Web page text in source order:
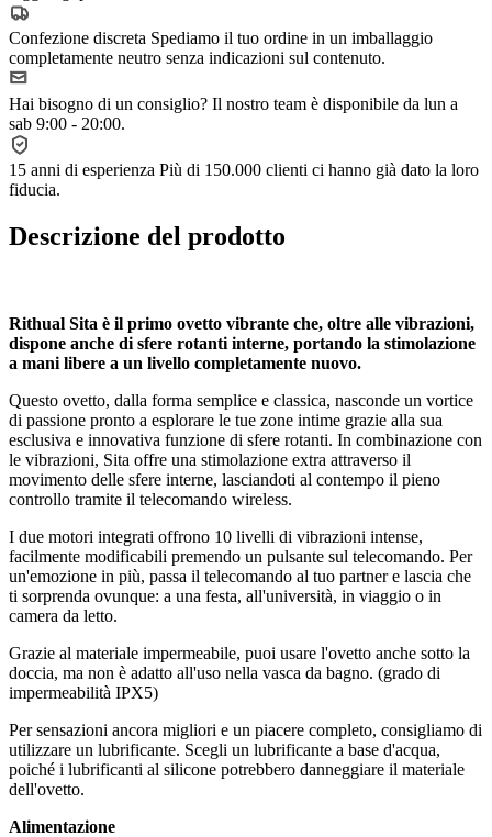
Confezione discreta Spediamo il tuo ordine in un imballaggio
completamente neutro senza indicazioni sul contenuto.
Hai bisogno di un consiglio? Il nostro team è disponibile da lun a
sab 9:00 - 20:00.
15 anni di esperienza Più di 150.000 clienti ci hanno già dato la loro
fiducia.
Descrizione del prodotto
Rithual Sita è il primo ovetto vibrante che, oltre alle vibrazioni,
dispone anche di sfere rotanti interne, portando la stimolazione
a mani libere a un livello completamente nuovo.
Questo ovetto, dalla forma semplice e classica, nasconde un vortice
di passione pronto a esplorare le tue zone intime grazie alla sua
esclusiva e innovativa funzione di sfere rotanti. In combinazione con
le vibrazioni, Sita offre una stimolazione extra attraverso il
movimento delle sfere interne, lasciandoti al contempo il pieno
controllo tramite il telecomando wireless.
I due motori integrati offrono 10 livelli di vibrazioni intense,
facilmente modificabili premendo un pulsante sul telecomando. Per
un'emozione in più, passa il telecomando al tuo partner e lascia che
ti sorprenda ovunque: a una festa, all'università, in viaggio o in
camera da letto.
Grazie al materiale impermeabile, puoi usare l'ovetto anche sotto la
doccia, ma non è adatto all'uso nella vasca da bagno. (grado di
impermeabilità IPX5)
Per sensazioni ancora migliori e un piacere completo, consigliamo di
utilizzare un lubrificante. Scegli un lubrificante a base d'acqua,
poiché i lubrificanti al silicone potrebbero danneggiare il materiale
dell'ovetto.
Alimentazione